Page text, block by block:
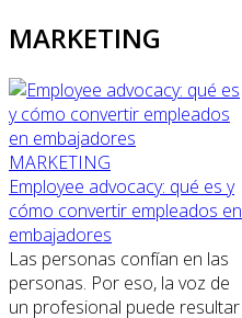
MARKETING
MARKETING
Employee advocacy: qué es y
cómo convertir empleados en
embajadores
Las personas confían en las
personas. Por eso, la voz de
un profesional puede resultar